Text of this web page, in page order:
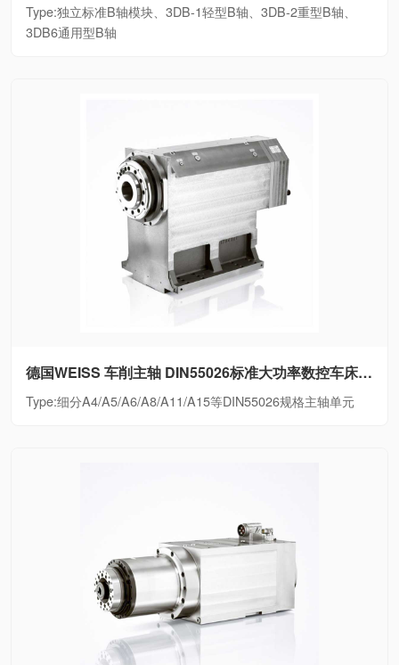
Type:独立标准B轴模块、3DB-1轻型B轴、3DB-2重型B轴、
3DB6通用型B轴
德国WEISS 车削主轴 DIN55026标准大功率数控车床电主轴细分A4/A5/A6/A8/A11/A15等DIN55026规格主轴单元
Type:细分A4/A5/A6/A8/A11/A15等DIN55026规格主轴单元